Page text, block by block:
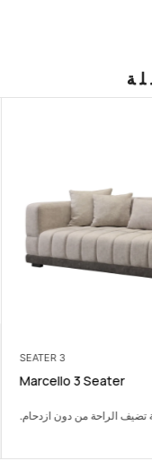
3 SEATER
Marcello 3 Seater
تضيف الراحة من دون ازدحام.